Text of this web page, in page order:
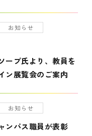
お知らせ
ープ氏より、教員を
ン展覧会のご案内
お知らせ
ンパス職員が表彰